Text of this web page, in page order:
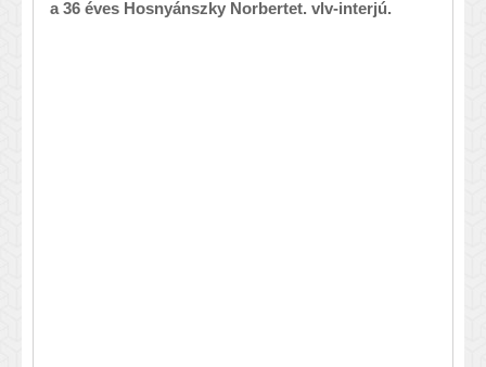
a 36 éves Hosnyánszky Norbertet. vlv-interjú.